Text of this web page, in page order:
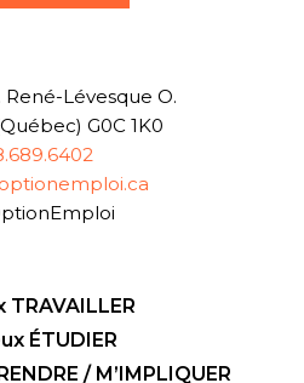
Lévesque O.
G0C 1K0
TRAVAILLER
ÉTUDIER
/ M’IMPLIQUER